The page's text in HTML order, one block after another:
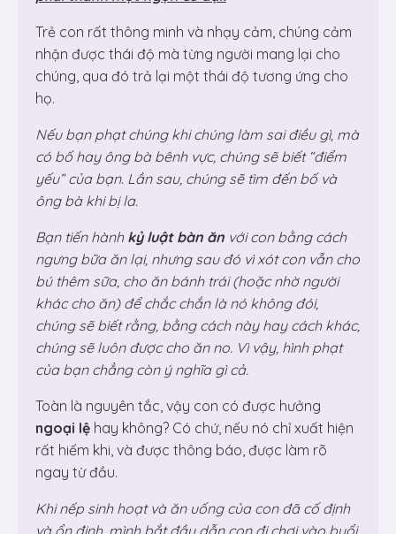
Trẻ con rất thông minh và nhạy cảm, chúng cảm
nhận được thái độ mà từng người mang lại cho
chúng, qua đó trả lại một thái độ tương ứng cho
họ.
Nếu bạn phạt chúng khi chúng làm sai điều gì, mà
có bố hay ông bà bênh vực, chúng sẽ biết “điểm
yếu” của bạn. Lần sau, chúng sẽ tìm đến bố và
ông bà khi bị la.
Bạn tiến hành kỷ luật bàn ăn với con bằng cách
ngưng bữa ăn lại, nhưng sau đó vì xót con vẫn cho
bú thêm sữa, cho ăn bánh trái (hoặc nhờ người
khác cho ăn) để chắc chắn là nó không đói,
chúng sẽ biết rằng, bằng cách này hay cách khác,
chúng sẽ luôn được cho ăn no. Vì vậy, hình phạt
của bạn chẳng còn ý nghĩa gì cả.
Toàn là nguyên tắc, vậy con có được hưởng
ngoại lệ hay không? Có chứ, nếu nó chỉ xuất hiện
rất hiếm khi, và được thông báo, được làm rõ
ngay từ đầu.
Khi nếp sinh hoạt và ăn uống của con đã cố định